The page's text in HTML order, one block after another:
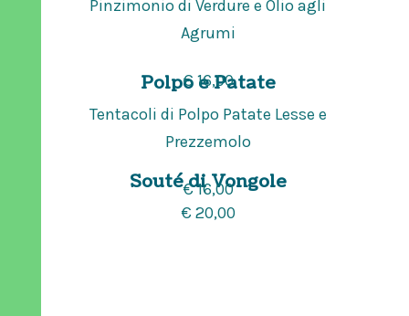
Pinzimonio di Verdure e Olio agli
Agrumi
€ 16,00
Polpo e Patate
Tentacoli di Polpo Patate Lesse e
Prezzemolo
€ 16,00
Souté di Vongole
€ 20,00